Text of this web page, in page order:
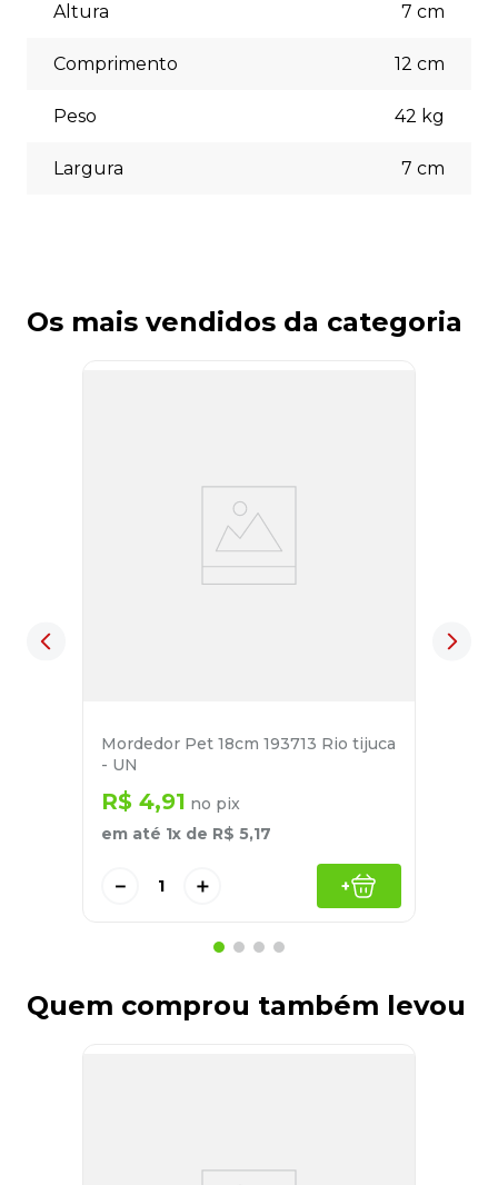
(5% off) cartões de crédito, boleto bancário. Você pode
escolher a opção que melhor se adapte às suas
Altura 7 cm
Comprimento 12 cm
Peso 42 kg
Largura 7 cm
Os mais vendidos da categoria
Mordedor Pet 18cm 193713 Rio tijuca
- UN
R$ 4,91 no pix
em até 1x de R$ 5,17
＋
－ +
Quem comprou também levou